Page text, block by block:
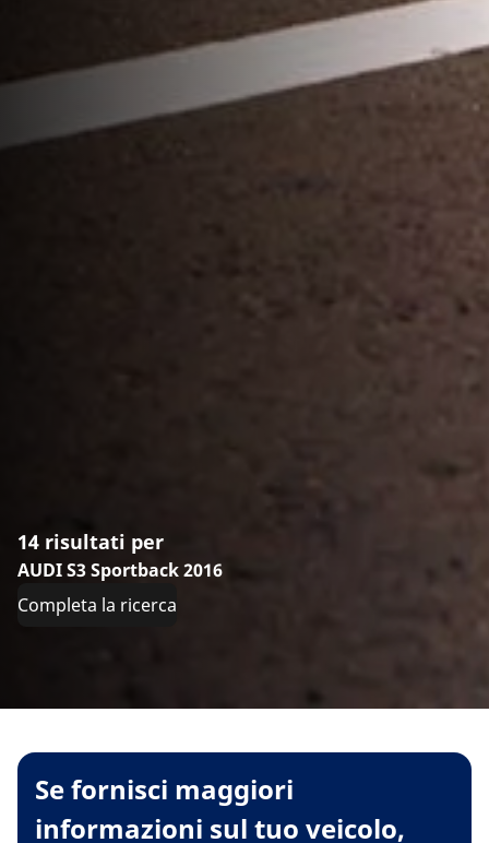
14 risultati per
AUDI S3 Sportback 2016
Completa la ricerca
Se fornisci maggiori
informazioni sul tuo veicolo,